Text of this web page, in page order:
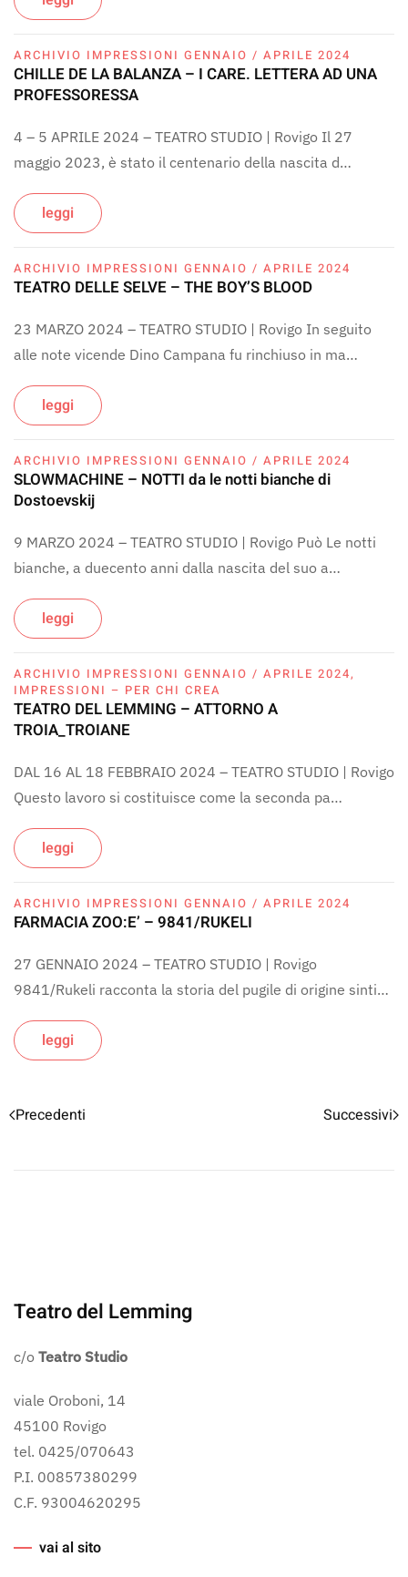
ARCHIVIO IMPRESSIONI GENNAIO / APRILE 2024
CHILLE DE LA BALANZA – I CARE. LETTERA AD UNA
PROFESSORESSA
4 – 5 APRILE 2024 – TEATRO STUDIO | Rovigo Il 27
maggio 2023, è stato il centenario della nascita d…
leggi
ARCHIVIO IMPRESSIONI GENNAIO / APRILE 2024
TEATRO DELLE SELVE – THE BOY’S BLOOD
23 MARZO 2024 – TEATRO STUDIO | Rovigo In seguito
alle note vicende Dino Campana fu rinchiuso in ma…
leggi
ARCHIVIO IMPRESSIONI GENNAIO / APRILE 2024
SLOWMACHINE – NOTTI da le notti bianche di
Dostoevskij
9 MARZO 2024 – TEATRO STUDIO | Rovigo Può Le notti
bianche, a duecento anni dalla nascita del suo a…
leggi
ARCHIVIO IMPRESSIONI GENNAIO / APRILE 2024,
IMPRESSIONI – PER CHI CREA
TEATRO DEL LEMMING – ATTORNO A
TROIA_TROIANE
DAL 16 AL 18 FEBBRAIO 2024 – TEATRO STUDIO | Rovigo
Questo lavoro si costituisce come la seconda pa…
leggi
ARCHIVIO IMPRESSIONI GENNAIO / APRILE 2024
FARMACIA ZOO:E’ – 9841/RUKELI
27 GENNAIO 2024 – TEATRO STUDIO | Rovigo
9841/Rukeli racconta la storia del pugile di origine sinti…
leggi
Precedenti Successivi
Teatro del Lemming
c/o Teatro Studio
viale Oroboni, 14
45100 Rovigo
tel. 0425/070643
P.I. 00857380299
C.F. 93004620295
vai al sito